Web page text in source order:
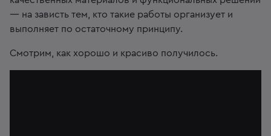
— на зависть тем, кто такие работы организует и
выполняет по остаточному принципу.
Смотрим , как хорошо и красиво получилось.